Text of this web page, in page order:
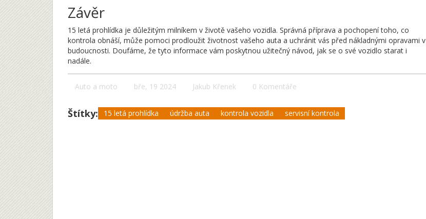
Závěr
15 letá prohlídka je důležitým milníkem v životě vašeho vozidla. Správná příprava a pochopení toho, co
kontrola obnáší, může pomoci prodloužit životnost vašeho auta a uchránit vás před nákladnými opravami v
budoucnosti. Doufáme, že tyto informace vám poskytnou užitečný návod, jak se o své vozidlo starat i
nadále.
Auto a moto bře, 19 2024 Jakub Křenek 0 Komentáře
Štítky: 15 letá prohlídka údržba auta kontrola vozidla servisní kontrola